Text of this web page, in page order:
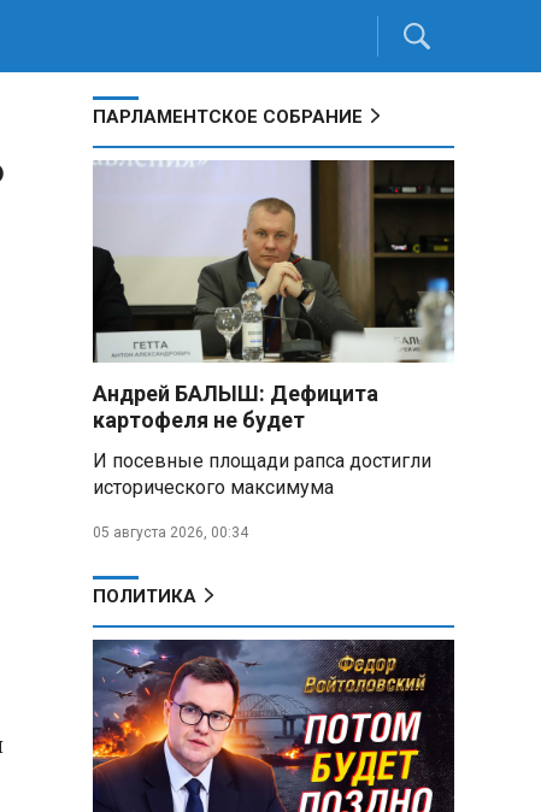
ПАРЛАМЕНТСКОЕ СОБРАНИЕ
Андрей БАЛЫШ: Дефицита
картофеля не будет
И посевные площади рапса достигли
исторического максимума
05 августа 2026, 00:34
ПОЛИТИКА